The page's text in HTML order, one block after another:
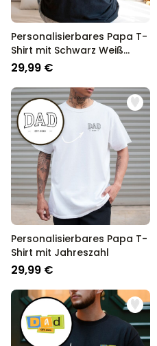
Personalisierbares Papa T-
Shirt mit Schwarz Weiß
Fotos und Text
29,99 €
Personalisierbares Papa T-
Shirt mit Jahreszahl
29,99 €